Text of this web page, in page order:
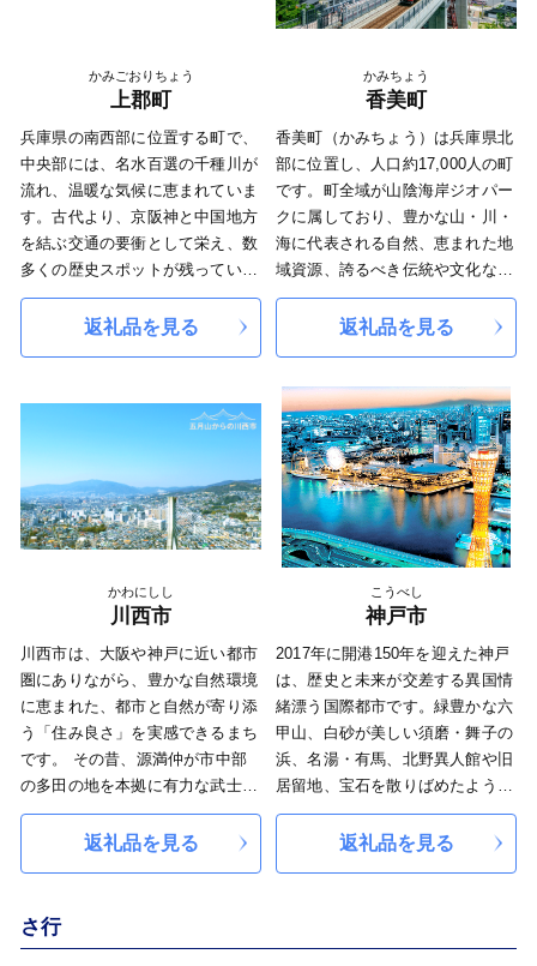
かみごおりちょう
上郡町
兵庫県の南西部に位置する町で、
中央部には、名水百選の千種川が
流れ、温暖な気候に恵まれていま
す。古代より、京阪神と中国地方
を結ぶ交通の要衝として栄え、数
多くの歴史スポットが残っていま
す。ウォーキングに最適な300ｍ
級の山が多く、町全体で四季折々
の自然を楽しむことができます。
う）」は南北朝時代の播磨の武
将・赤松円心により築城された山
城で、足利尊氏を追う新田義貞率
いる6万の軍勢をわずか2千の兵で
50日余り防ぎ止めた難攻不落の名
城です。上郡町では、地元赤松自
白旗城」PRプロジェクトを展開
返礼品を見る
かみちょう
香美町
香美町（かみちょう）は兵庫県北
部に位置し、人口約17,000人の町
です。町全域が山陰海岸ジオパー
クに属しており、豊かな山・川・
海に代表される自然、恵まれた地
域資源、誇るべき伝統や文化など
の地域資源を活用した、誰もが
「住み続けたいまち」「住んでみ
たいまち」と思えるまちづくりを
では唯一、香住漁港だけで水揚げ
される「香住ガニ（紅ズワイガ
ニ）」、冬の味覚の王様「松葉ガ
ニ」や、全国のブランド牛の素牛
である銘牛「但馬牛」など、四季
を通してＡ級食材を楽しめること
も香美町の魅力ひとつです。
返礼品を見る
かわにしし
川西市
川西市は、大阪や神戸に近い都市
圏にありながら、豊かな自然環境
に恵まれた、都市と自然が寄り添
う「住み良さ」を実感できるまち
です。 その昔、源満仲が市中部
の多田の地を本拠に有力な武士団
の基礎を築いたことから「清和源
氏発祥の地」としても知られてい
中でもイチジクは歴史の古い品で
す。 昭和初期に桝井光次郎氏が
返礼品を見る
こうべし
神戸市
2017年に開港150年を迎えた神戸
は、歴史と未来が交差する異国情
緒漂う国際都市です。緑豊かな六
甲山、白砂が美しい須磨・舞子の
浜、名湯・有馬、北野異人館や旧
居留地、宝石を散りばめたような
夜景など、まち全体が人気の観光
エリアになっています。また、世
返礼品を見る
さ行